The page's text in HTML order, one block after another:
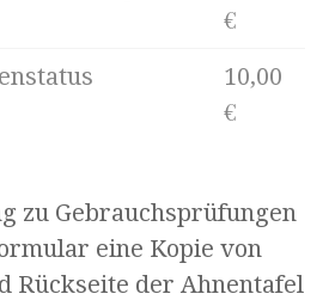
€
10,00
€
zu Gebrauchsprüfungen
eine Kopie von
Rückseite der Ahnentafel